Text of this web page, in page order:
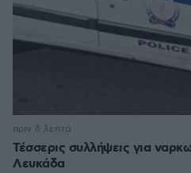
Τέσσερις συλλήψεις για
Λευκάδα
πριν 6 λεπτά